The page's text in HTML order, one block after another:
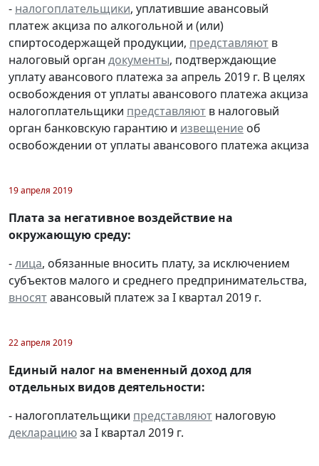
- налогоплательщики, уплатившие авансовый
платеж акциза по алкогольной и (или)
спиртосодержащей продукции, представляют в
налоговый орган документы, подтверждающие
уплату авансового платежа за апрель 2019 г. В целях
освобождения от уплаты авансового платежа акциза
налогоплательщики представляют в налоговый
орган банковскую гарантию и извещение об
освобождении от уплаты авансового платежа акциза
19 апреля 2019
Плата за негативное воздействие на
окружающую среду:
-лица, обязанные вносить плату, за исключением
субъектов малого и среднего предпринимательства,
вносятавансовый платеж за I квартал 2019 г.
22 апреля 2019
Единый налог на вмененный доход для
отдельных видов деятельности:
- налогоплательщики представляют налоговую
декларациюза I квартал 2019 г.